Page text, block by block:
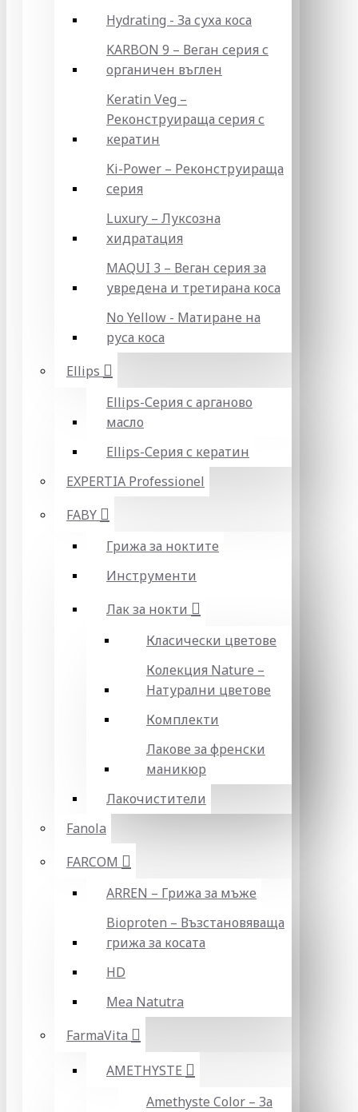
Hydrating - За суха коса
KARBON 9 – Веган серия с
органичен въглен
Keratin Veg –
Реконструираща серия с
кератин
Ki-Power – Реконструираща
серия
Luxury – Луксозна
хидратация
MAQUI 3 – Веган серия за
увредена и третирана коса
No Yellow - Матиране на
руса коса
Ellips
Ellips-Серия с арганово
масло
Ellips-Серия с кератин
EXPERTIA Professionel
FABY
Грижа за ноктите
Инструменти
Лак за нокти
Класически цветове
Колекция Nature –
Натурални цветове
Комплекти
Лакове за френски
маникюр
Лакочистители
Fanola
FARCOM
ARREN – Грижа за мъже
Bioproten – Възстановяваща
грижа за косата
HD
Mea Natutra
FarmaVita
AMETHYSTE
Amethyste Color – За